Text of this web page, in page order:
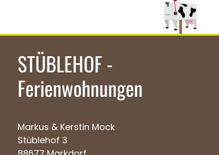
STÜBLEHOF -
Ferienwohnungen
Markus & Kerstin Mock
Stüblehof 3